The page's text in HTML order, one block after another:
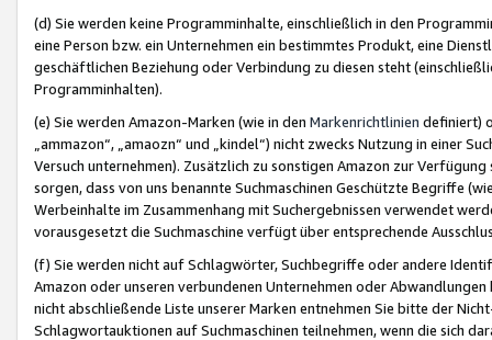
(d) Sie werden keine Programminhalte, einschließlich in den
eine Person bzw. ein Unternehmen ein bestimmtes Produkt, eine
geschäftlichen Beziehung oder Verbindung zu diesen steht
Programminhalten).
(e) Sie werden Amazon-Marken (wie in den Markenrichtlinien definiert)
„ammazon“, „amaozn“ und „kindel“) nicht zwecks Nutzung in einer
Versuch unternehmen). Zusätzlich zu sonstigen Amazon zur
sorgen, dass von uns benannte Suchmaschinen Geschützte Begriffe
Werbeinhalte im Zusammenhang mit Suchergebnissen verwendet
vorausgesetzt die Suchmaschine verfügt über entsprechende
(f) Sie werden nicht auf Schlagwörter, Suchbegriffe oder andere
Amazon oder unseren verbundenen Unternehmen oder
nicht abschließende Liste unserer Marken entnehmen Sie bitte der
Schlagwortauktionen auf Suchmaschinen teilnehmen, wenn die sich